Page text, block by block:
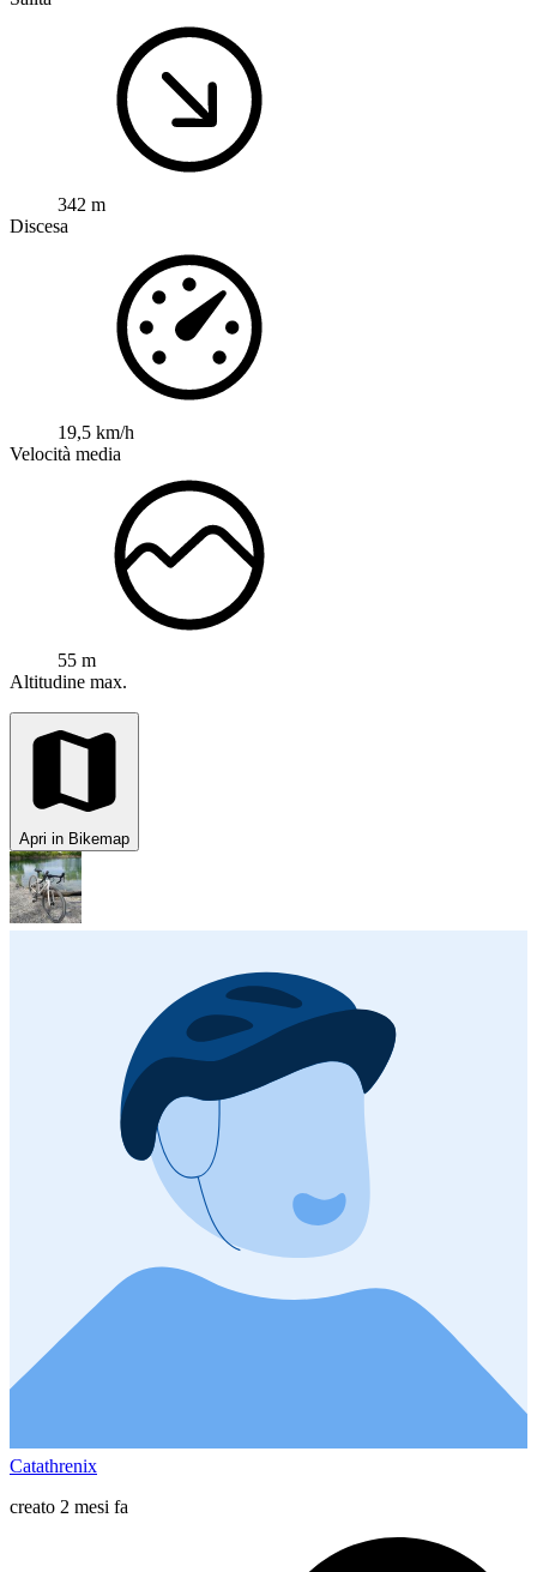
342 m
Discesa
19,5 km/h
Velocità media
55 m
Altitudine max.
Apri in Bikemap
Catathrenix
creato 2 mesi fa